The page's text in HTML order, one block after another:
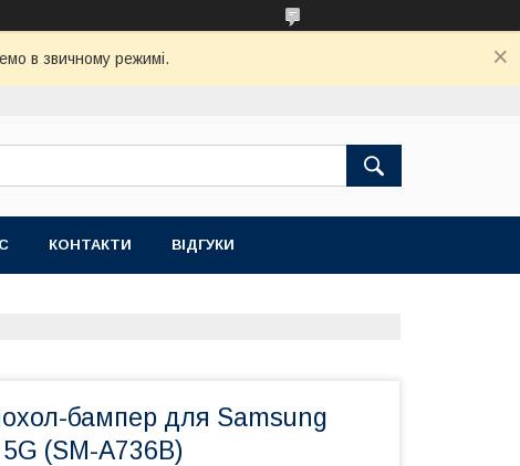
в звичному режимі.
КОНТАКТИ ВІДГУКИ
бампер для Samsung
(SM-A736B)